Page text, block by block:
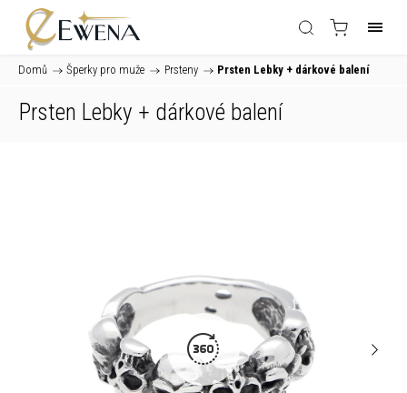
Domů / Šperky pro muže / Prsteny / Prsten Lebky + dárkové balení
Prsten Lebky + dárkové balení